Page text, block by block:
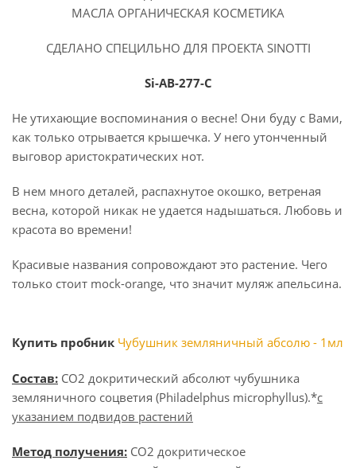
МАСЛА ОРГАНИЧЕСКАЯ КОСМЕТИКА
СДЕЛАНО СПЕЦИЛЬНО ДЛЯ ПРОЕКТА SINOTTI
Si-AB-277-C
Не утихающие воспоминания о весне! Они буду с Вами,
как только отрывается крышечка. У него утонченный
выговор аристократических нот.
В нем много деталей, распахнутое окошко, ветреная
весна, которой никак не удается надышаться. Любовь и
красота во времени!
Красивые названия сопровождают это растение. Чего
только стоит mock-orange, что значит муляж апельсина.
Купить пробник Чубушник земляничный абсолю - 1мл
Состав: СО2 докритический абсолют чубушника
земляничного соцветия (Philadelphus microphyllus).*с
указанием подвидов растений
Метод получения: СО2 докритическое